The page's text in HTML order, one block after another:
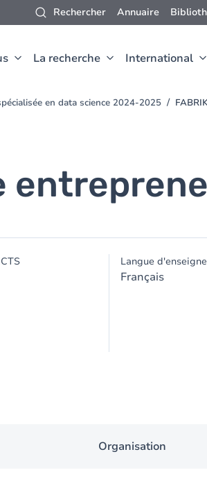
Rechercher Annuaire
La recherche International
en data science 2024-2025
Langue
Français
Organisation